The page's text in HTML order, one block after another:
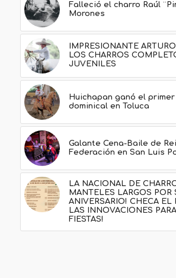
Falleció el charro Raúl
Morones
IMPRESIONANTE
LOS CHARROS
JUVENILES
Huichapan ganó el
dominical en Toluca
Galante Cena-Baile de
Federación en San Luis
LA NACIONAL DE
MANTELES LARGOS POR
ANIVERSARIO! CHECA EL
LAS INNOVACIONES
FIESTAS!